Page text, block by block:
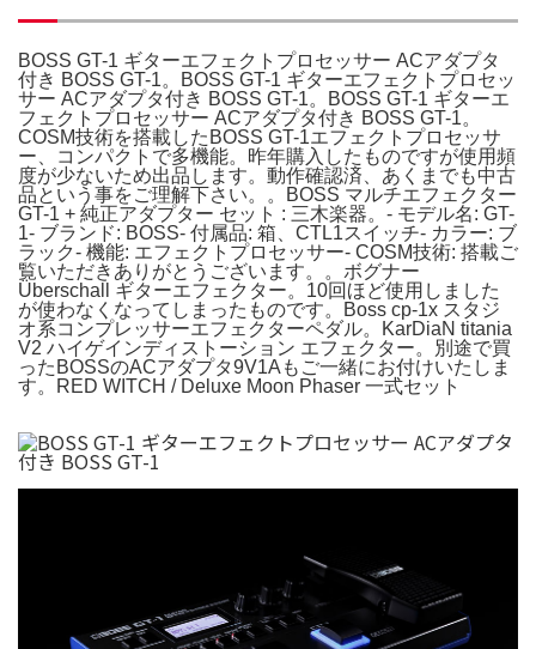
BOSS GT-1 ギターエフェクトプロセッサー ACアダプタ
付き BOSS GT-1。BOSS GT-1 ギターエフェクトプロセッ
サー ACアダプタ付き BOSS GT-1。BOSS GT-1 ギターエ
フェクトプロセッサー ACアダプタ付き BOSS GT-1。
COSM技術を搭載したBOSS GT-1エフェクトプロセッサ
ー、コンパクトで多機能。昨年購入したものですが使用頻
度が少ないため出品します。動作確認済、あくまでも中古
品という事をご理解下さい。。BOSS マルチエフェクター
GT-1 + 純正アダプター セット : 三木楽器。- モデル名: GT-
1- ブランド: BOSS- 付属品: 箱、CTL1スイッチ- カラー: ブ
ラック- 機能: エフェクトプロセッサー- COSM技術: 搭載ご
覧いただきありがとうございます。。ボグナー
Überschall ギターエフェクター。10回ほど使用しました
が使わなくなってしまったものです。Boss cp-1x スタジ
オ系コンプレッサーエフェクターペダル。KarDiaN titania
V2 ハイゲインディストーション エフェクター。別途で買
ったBOSSのACアダプタ9V1Aもご一緒にお付けいたしま
す。RED WITCH / Deluxe Moon Phaser 一式セット